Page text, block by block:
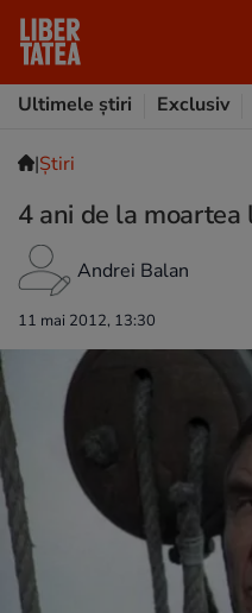
Ultimele știri
Exclusiv
|Ştiri
4 ani de la moartea
Andrei Balan
11 mai 2012, 13:30